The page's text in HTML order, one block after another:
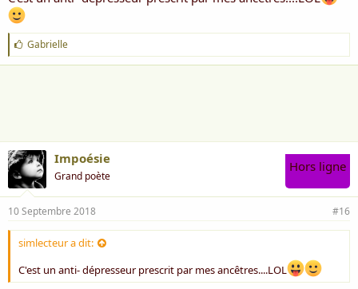
J
'
a
Gabrielle
Impoésie
Grand poète
Hors ligne
10 Septembre 2018 #16
simlecteur a dit:
C'est un anti- dépresseur prescrit par mes ancêtres....LOL